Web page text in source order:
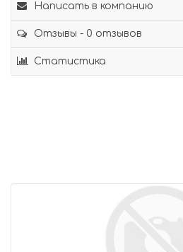
Написать в компанию
Отзывы - 0 отзывов
Статистика